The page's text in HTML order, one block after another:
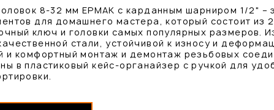
8-32 мм ЕРМАК с карданным шарниром 1/2" –
для домашнего мастера, который состоит из
ключ и головки самых популярных размеров.
стали, устойчивой к износу и
и комфортный монтаж и демонтаж резьбовых
в пластиковый кейс-органайзер с ручкой для